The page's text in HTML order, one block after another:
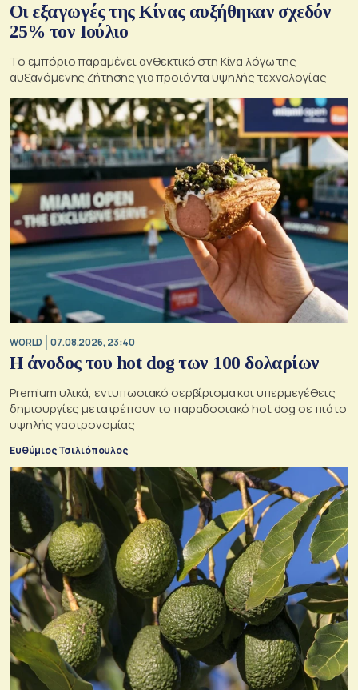
Οι εξαγωγές της Κίνας αυξήθηκαν σχεδόν
25% τον Ιούλιο
Το εμπόριο παραμένει ανθεκτικό στη Κίνα λόγω της
αυξανόμενης ζήτησης για προϊόντα υψηλής τεχνολογίας
WORLD 07.08.2026, 23:40
Η άνοδος του hot dog των 100 δολαρίων
Premium υλικά, εντυπωσιακό σερβίρισμα και υπερμεγέθεις
δημιουργίες μετατρέπουν το παραδοσιακό hot dog σε πιάτο
υψηλής γαστρονομίας
Ευθύμιος Τσιλιόπουλος